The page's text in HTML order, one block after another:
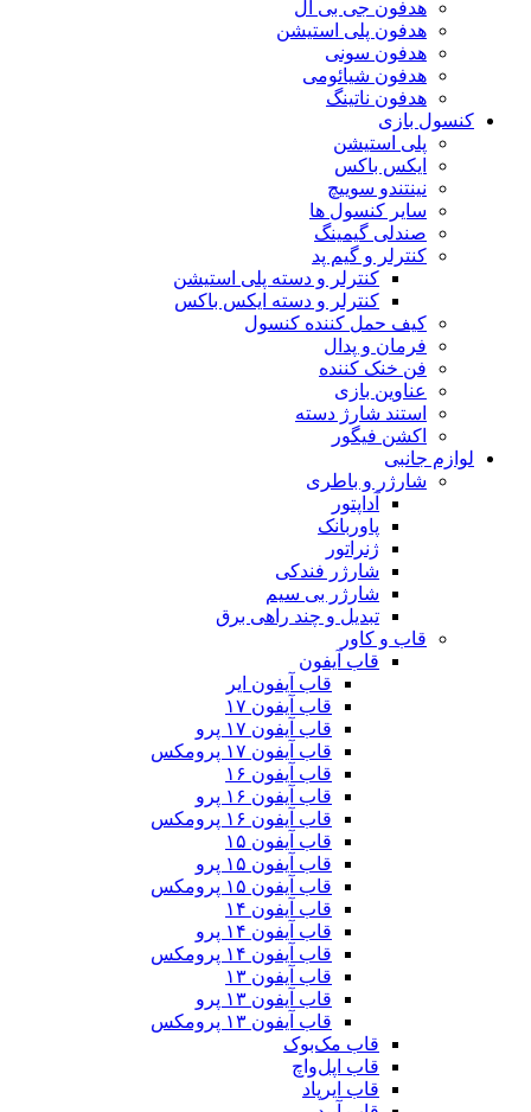
هدفون جی بی ال
هدفون پلی استیشن
هدفون سونی
هدفون شیائومی
هدفون ناتینگ
کنسول بازی
پلی استیشن
ایکس باکس
نینتندو سوییچ
سایر کنسول ها
صندلی گیمینگ
کنترلر و گیم پد
کنترلر و دسته پلی استیشن
کنترلر و دسته ایکس باکس
کیف حمل کننده کنسول
فرمان و پدال
فن خنک کننده
عناوین بازی
استند شارژ دسته
اکشن فیگور
لوازم جانبی
شارژر و باطری
آداپتور
پاوربانک
ژنراتور
شارژر فندکی
شارژر بی سیم
تبدیل و چند راهی برق
قاب و کاور
قاب آیفون
قاب آیفون ایر
قاب آیفون ۱۷
قاب آیفون ۱۷ پرو
قاب آیفون ۱۷ پرومکس
قاب آیفون ۱۶
قاب آیفون ۱۶ پرو
قاب آیفون ۱۶ پرومکس
قاب آیفون ۱۵
قاب آیفون ۱۵ پرو
قاب آیفون ۱۵ پرومکس
قاب آیفون ۱۴
قاب آیفون ۱۴ پرو
قاب آیفون ۱۴ پرومکس
قاب آیفون ۱۳
قاب آیفون ۱۳ پرو
قاب آیفون ۱۳ پرومکس
قاب مک‌بوک
قاب اپل‌واچ
قاب ایرپاد